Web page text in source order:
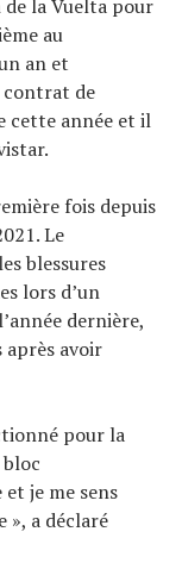
de la Vuelta pour
au
an et
contrat de
cette année et il
fois depuis
Le
blessures
lors d’un
dernière,
après avoir
pour la
je me sens
», a déclaré